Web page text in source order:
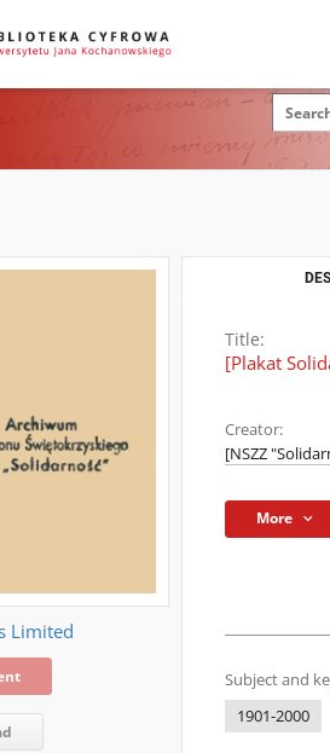
Limited
Title:
[Plakat
Creator:
[NSZZ
More
Subject and
1901-2000